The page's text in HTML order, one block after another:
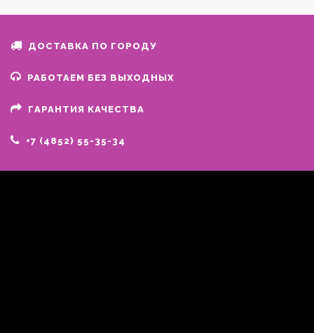
ДОСТАВКА ПО ГОРОДУ
РАБОТАЕМ БЕЗ ВЫХОДНЫХ
ГАРАНТИЯ КАЧЕСТВА
+7 (4852) 55-35-34